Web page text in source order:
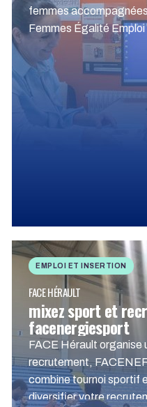
femmes
Femmes Égalité Emploi
EMPLOI ET INSERTION
FACE HÉRAULT
mixez sport et
facenergiesport
FACE Hérault organise
recrutement,
combine tournoi sportif
diversifier votre